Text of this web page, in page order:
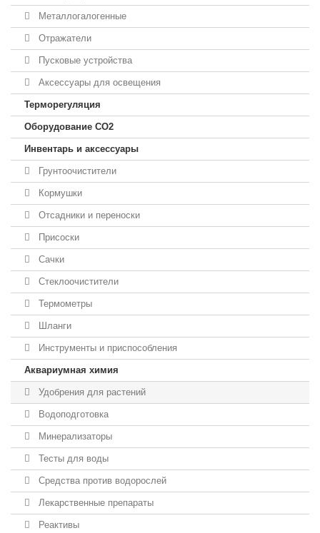
Металлогалогенные
Отражатели
Пусковые устройства
Аксессуары для освещения
Терморегуляция
Оборудование CO2
Инвентарь и аксессуары
Грунтоочистители
Кормушки
Отсадники и переноски
Присоски
Сачки
Стеклоочистители
Термометры
Шланги
Инструменты и приспособления
Аквариумная химия
Удобрения для растений
Водоподготовка
Минерализаторы
Тесты для воды
Средства против водорослей
Лекарственные препараты
Реактивы